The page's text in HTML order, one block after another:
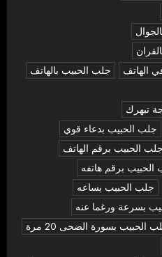
الهاتف
جلب الحبيب بالهاتف
تبهرك
جلب الحبيب بدعاء قوي
جلب الحبيب برقم الهاتف
الحبيب برقم هاتفه
جلب الحبيب بساعه
بسرعة ورغما عنه
الحبيب بسورة الضحى 20 مرة